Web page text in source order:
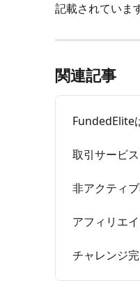
記載されています
関連記事
FundedElite
取引サービ
非アクティ
アフィリエ
チャレンジ